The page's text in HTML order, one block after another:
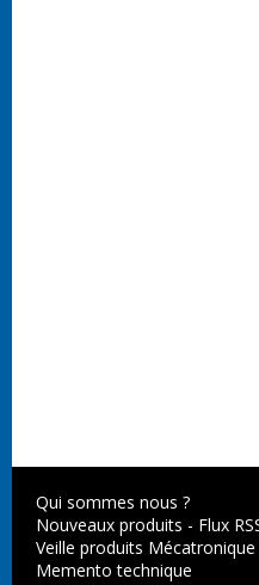
Qui sommes nous ?
Nouveaux produits - Flux
Veille produits Mécatronique
Memento technique